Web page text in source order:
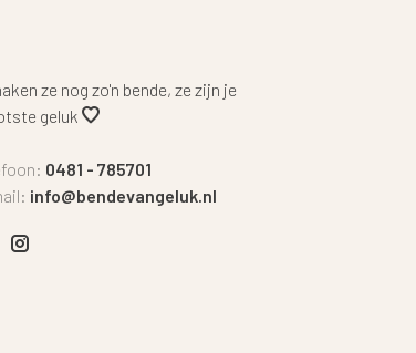
ze nog zo'n bende, ze zijn je
geluk
0481 - 785701
info@bendevangeluk.nl